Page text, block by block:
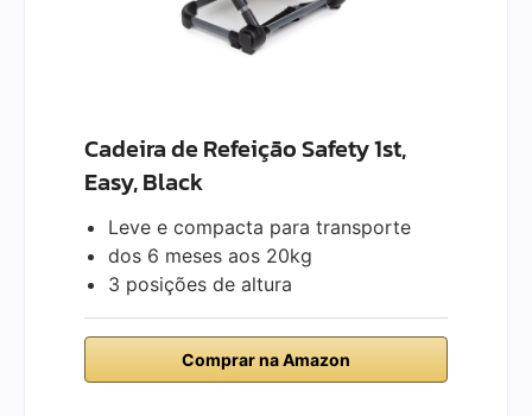
Cadeira de Refeição Safety 1st,
Easy, Black
Leve e compacta para transporte
dos 6 meses aos 20kg
3 posições de altura
Comprar na Amazon